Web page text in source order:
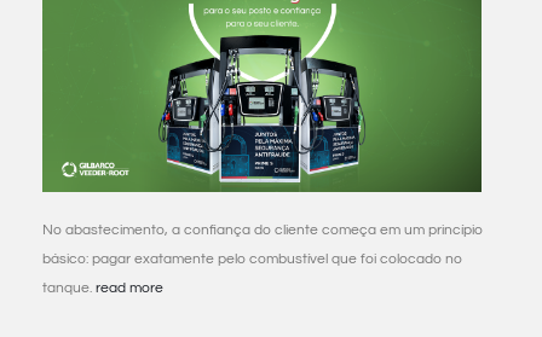
No abastecimento, a confiança do cliente começa em um princípio
básico: pagar exatamente pelo combustível que foi colocado no
tanque. read more